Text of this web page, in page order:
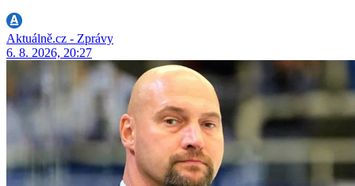
Aktuálně.cz - Zprávy
6. 8. 2026, 20:27